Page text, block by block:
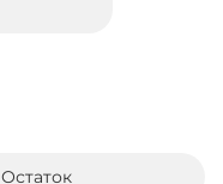
Остаток